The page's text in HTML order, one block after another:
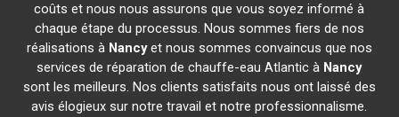
coûts et nous nous assurons que vous soyez informé à
chaque étape du processus. Nous sommes fiers de nos
réalisations à Nancyet nous sommes convaincus que nos
services de réparation de chauffe-eau Atlantic à Nancy
sont les meilleurs. Nos clients satisfaits nous ont laissé des
avis élogieux sur notre travail et notre professionnalisme.